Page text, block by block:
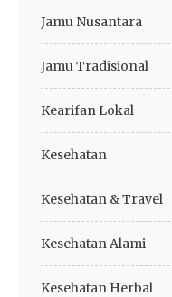
Jamu Nusantara
Jamu Tradisional
Kearifan Lokal
Kesehatan
Kesehatan & Travel
Kesehatan Alami
Kesehatan Herbal